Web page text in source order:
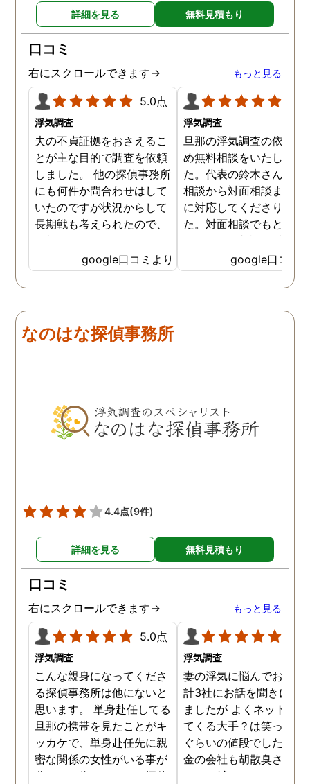
詳細を見る 無料見積もり
口コミ
右にスクロールできます→ もっと見る
5.0点
浮気調査
夫の不貞証拠をおさえるこ
とが主な目的で調査を依頼
しました。 他の探偵事務所
にも何件か問合わせはして
いたのですが状況からして
長期戦も考えられたので、
金額を提示されそれが払え
ないとそもそも相談もでき
ない状態でした。 そんな中
ダメ元で同じ相談をした
してくださり、そして私が
持ってる情報から的確にア
を予想しながら調査してく
れて、実際に不貞の現場も
数回おさえることができと
らしいです。 また、さまざ
り、私の精神的なフォロー
だけでなく、その後の弁護
士の紹介やアドバイスもし
ていただき、これから夫と
闘う自信もつきました。 本
当にMJリサーチさんにそ
して代表の方に出会えてよ
かったと思いました。 今度
お会いできる時は、いい報
告ができるようにしたいで
す。
google口コミより
浮気調査
旦那の浮気調査の依頼の
め無料相談をいたしまし
た。代表の鈴木さんが電
相談から対面相談まです
に対応してくださりまし
た。対面相談でもとても
身になって相談に乗って
ださりすぐに契約といっ
こともなく金銭的な問題
ありましたので相談して
さりました。結果として
後どうですか？と連絡ま
して下さり応援してるか
ねと温かい言葉までかけ
お願いしたいと思ってお
ます。本当にありがとう
ざいました。
google口コミ
なのはな探偵事務所
4.4点(9件)
詳細を見る 無料見積もり
口コミ
右にスクロールできます→ もっと見る
5.0点
浮気調査
こんな親身になってくださ
る探偵事務所は他にないと
思います。 単身赴任してる
旦那の携帯を見たことがキ
ッカケで、単身赴任先に親
密な関係の女性がいる事が
分かった為、なのはな探偵
浮気調査
妻の浮気に悩んでおり、
計3社にお話を聞きに行
ましたが よくネット等
てくる大手？は笑っちゃ
ぐらいの値段でした。
金の会社も胡散臭さがど
しても拭えなくて、、、